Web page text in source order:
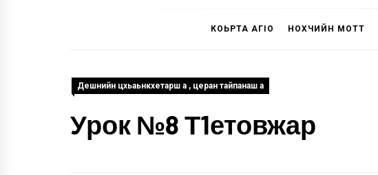
КОЬРТА АГIО НОХЧИЙН МОТТ
Дешнийн цхьаьнкхетарш а , церан тайпанаш а
Урок №8 Т1етовжар